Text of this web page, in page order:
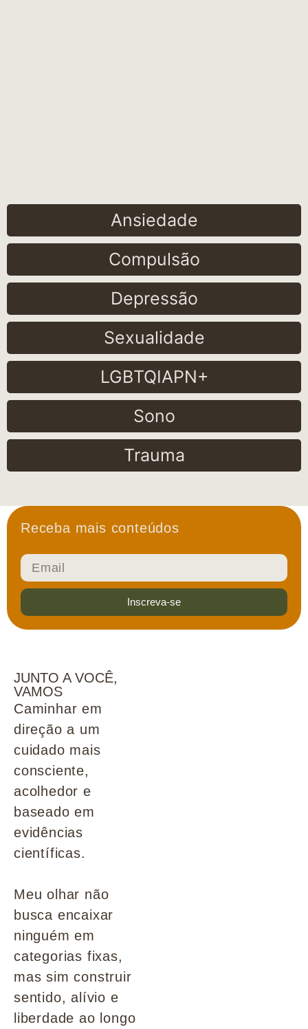
Ansiedade
Compulsão
Depressão
Sexualidade
LGBTQIAPN+
Sono
Trauma
Receba mais conteúdos
Inscreva-se
JUNTO A VOCÊ,
VAMOS
Caminhar em
direção a um
cuidado mais
consciente,
acolhedor e
baseado em
evidências
científicas.
Meu olhar não
busca encaixar
ninguém em
categorias fixas,
mas sim construir
sentido, alívio e
liberdade ao longo